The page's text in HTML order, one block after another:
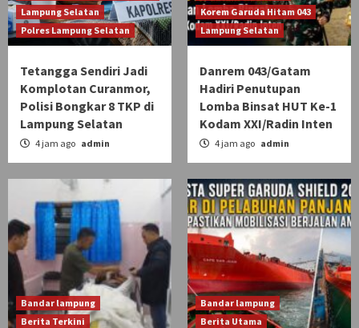
Lampung Selatan
Polres Lampung Selatan
Tetangga Sendiri Jadi
Komplotan Curanmor,
Polisi Bongkar 8 TKP di
Lampung Selatan
4 jam ago admin
Korem Garuda Hitam 043
Lampung Selatan
Danrem 043/Gatam
Hadiri Penutupan
Lomba Binsat HUT Ke-1
Kodam XXI/Radin Inten
4 jam ago admin
Bandar lampung
Berita Terkini
Bandar lampung
Berita Utama